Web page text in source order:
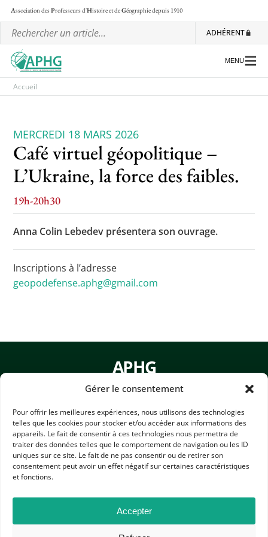
Gérer le consentement
Pour offrir les meilleures expériences, nous utilisons des technologies
telles que les cookies pour stocker et/ou accéder aux informations des
appareils. Le fait de consentir à ces technologies nous permettra de
traiter des données telles que le comportement de navigation ou les ID
uniques sur ce site. Le fait de ne pas consentir ou de retirer son
consentement peut avoir un effet négatif sur certaines caractéristiques
et fonctions.
Accepter
Association desProfesseurs d'Histoire et deGéographiedepuis 1910
ADHÉRENT
L’association
Les ateliers nationaux
Communiqués et motions
L’APHG dans la presse
Toutes les actualités
Les rendez-vous de l’APHG
Concours de recrutement
Concours scolaires
Conférences, tables rondes
Critique d’ouvrages publiés
Culture
MENU
Accueil
MERCREDI 18 MARS 2026
Café virtuel géopolitique –
L’Ukraine, la force des faibles.
19h-20h30
Anna Colin Lebedev présentera son ouvrage.
Inscriptions à l’adresse
geopodefense.aphg@gmail.com
APHG
Association des professeurs d'histoire et géographie
+ 33 0(1) 42 33 62 37
BP 6541 – 75065 Paris Cedex 02
CONTACTEZ-NOUS